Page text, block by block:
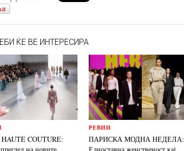
ЌЕ ВЕ ИНТЕРЕСИРА
HAUTE COUTURE:
РЕВИИ
ПАРИСКА МОДНА НЕДЕЛА: